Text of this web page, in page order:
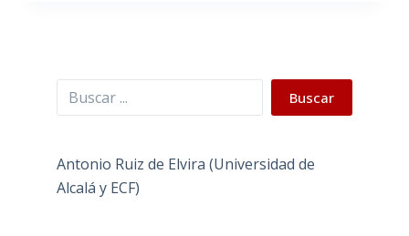
Buscar Buscar
Antonio Ruiz de Elvira (Universidad de
Alcalá y ECF)